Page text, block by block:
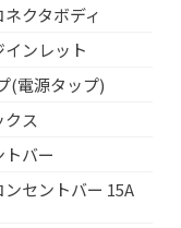
クタボディ
インレット
(電源タップ)
ス
トバー
ンセントバー 15A